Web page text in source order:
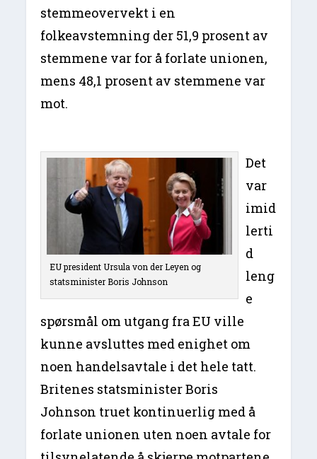
stemmeovervekt i en
folkeavstemning der 51,9 prosent av
stemmene var for å forlate unionen,
mens 48,1 prosent av stemmene var
mot.
EU president Ursula von der Leyen og
statsminister Boris Johnson
Det
var
imid
lerti
d
leng
e
spørsmål om utgang fra EU ville
kunne avsluttes med enighet om
noen handelsavtale i det hele tatt.
Britenes statsminister Boris
Johnson truet kontinuerlig med å
forlate unionen uten noen avtale for